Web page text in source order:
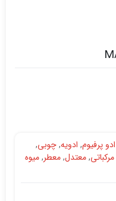
ادو پرفیوم, ادویه,چوبی,
مرکباتی,معتدل,معطر,میوه